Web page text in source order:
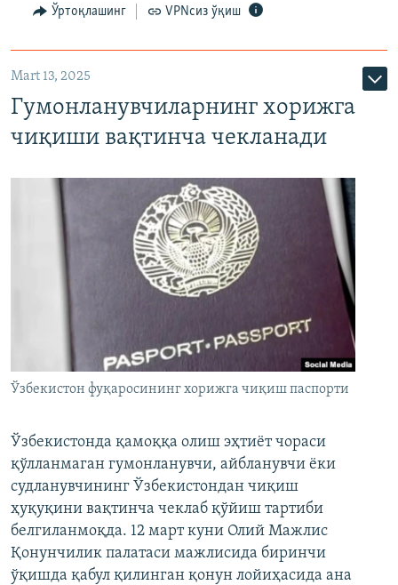
Ўртоқлашинг VPNсиз ўқиш
Mart 13, 2025
Гумонланувчиларнинг хорижга
чиқиши вақтинча чекланади
Ўзбекистон фуқаросининг хорижга чиқиш паспорти
Ўзбекистонда қамоққа олиш эҳтиёт чораси
қўлланмаган гумонланувчи, айбланувчи ёки
судланувчининг Ўзбекистондан чиқиш
ҳуқуқини вақтинча чеклаб қўйиш тартиби
белгиланмоқда. 12 март куни Олий Мажлис
Қонунчилик палатаси мажлисида биринчи
ўқишда қабул қилинган қонун лойиҳасида ана